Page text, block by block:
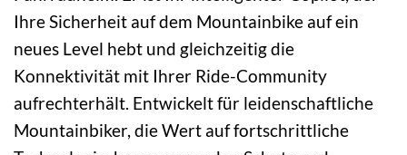
Ihre Sicherheit auf dem Mountainbike auf ein
neues Level hebt und gleichzeitig die
Konnektivität mit Ihrer Ride-Community
aufrechterhält. Entwickelt für leidenschaftliche
Mountainbiker, die Wert auf fortschrittliche